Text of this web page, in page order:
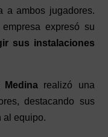
a ambos jugadores.
expresó su
sus instalaciones
Medinarealizó una
destacando sus
al equipo.